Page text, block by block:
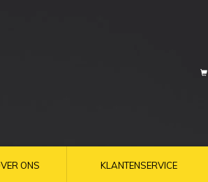
ONS KLANTENSERVICE